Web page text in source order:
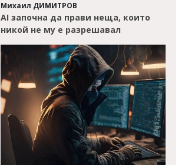
Михаил ДИМИТРОВ
AI започна да прави неща, които
никой не му е разрешавал